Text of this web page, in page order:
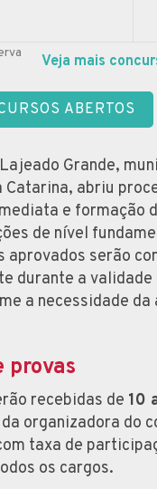
Veja mais
ABERTOS
Grande,
Catarina, abriu
e formação
de nível
aprovados serão
durante a validade
a necessidade da
provas
recebidas de 10
organizadora do
taxa de
os cargos.